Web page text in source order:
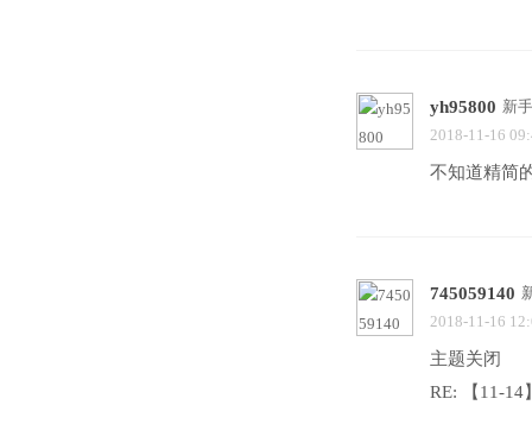
yh95800 新
2018-11-16
不知道精简
745059140
2018-11-16
主题关闭
RE: 【11-14